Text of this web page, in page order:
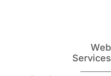
Web
Services